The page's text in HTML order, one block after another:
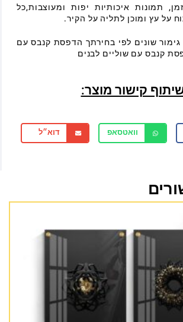
תמונות איכותיות יפות ומעוצבות,כל
על עץ ומוכן לתליה על הקיר.
גימור שונים לפי בחירתך הדפסת קנבס עם
קנבס עם שוליים לבנים
קישור מוצר:
וואטסאפ דוא״ל